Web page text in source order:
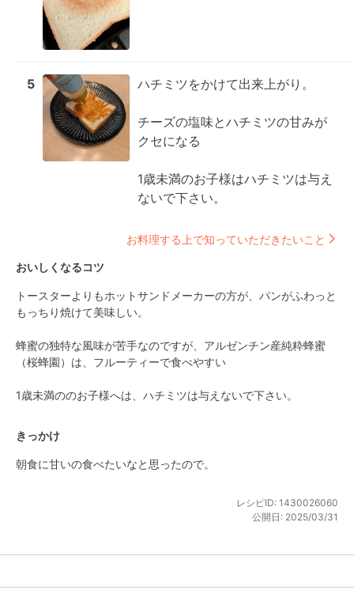
5 ハチミツをかけて出来上がり。
チーズの塩味とハチミツの甘みが
クセになる
1歳未満のお子様はハチミツは与え
ないで下さい。
お料理する上で知っていただきたいこと
おいしくなるコツ
トースターよりもホットサンドメーカーの方が、パンがふわっと
もっちり焼けて美味しい。
蜂蜜の独特な風味が苦手なのですが、アルゼンチン産純粋蜂蜜
（桜蜂園）は、フルーティーで食べやすい
1歳未満ののお子様へは、ハチミツは与えないで下さい。
きっかけ
朝食に甘いの食べたいなと思ったので。
レシピID: 1430026060
公開日: 2025/03/31